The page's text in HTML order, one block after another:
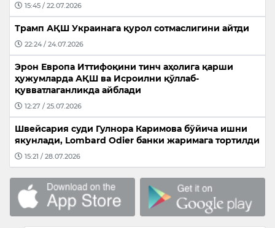
15:45 / 22.07.2026
Трамп АҚШ Украинага қурол сотмаслигини айтди
22:24 / 24.07.2026
Эрон Европа Иттифоқини тинч аҳолига қарши
ҳужумларда АҚШ ва Исроилни қўллаб-
қувватлаганликда айблади
12:27 / 25.07.2026
Швейсария суди Гулнора Каримова бўйича ишни
якунлади, Lombard Odier банки жаримага тортилди
15:21 / 28.07.2026